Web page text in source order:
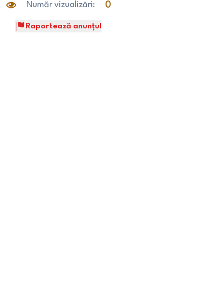
Număr vizualizări: 0
Raportează anunțul